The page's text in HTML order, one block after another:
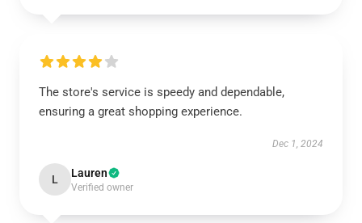
The store's service is speedy and dependable,
ensuring a great shopping experience.
Dec 1, 2024
L Lauren
Verified owner